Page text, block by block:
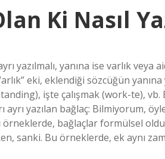
Ki Nasıl
yazılmalı, yanına ise varlık veya
eki, eklendiği sözcüğün
işte çalışmak (work-te), vb.
ayrı yazılan bağlaç: Bilmiyorum,
bağlaçlar formülsel
sanki. Bu örneklerde, ek aynı